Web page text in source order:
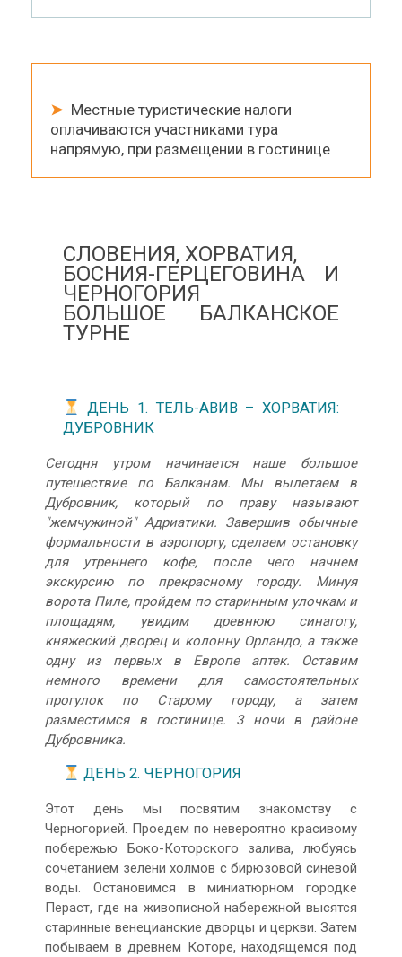
➤Местные туристические налоги
оплачиваются участниками тура
напрямую, при размещении в гостинице
СЛОВЕНИЯ, ХОРВАТИЯ,
БОСНИЯ-ГЕРЦЕГОВИНА И
ЧЕРНОГОРИЯ
БОЛЬШОЕ БАЛКАНСКОЕ
ТУРНЕ
ДЕНЬ 1. ТЕЛЬ-АВИВ – ХОРВАТИЯ:
ДУБРОВНИК
Сегодня утром начинается наше большое
путешествие по Балканам. Мы вылетаем в
Дубровник, который по праву называют
"жемчужиной" Адриатики. Завершив обычные
формальности в аэропорту, сделаем остановку
для утреннего кофе, после чего начнем
экскурсию по прекрасному городу. Минуя
ворота Пиле, пройдем по старинным улочкам и
площадям, увидим древнюю синагогу,
княжеский дворец и колонну Орландо, а также
одну из первых в Европе аптек. Оставим
немного времени для самостоятельных
прогулок по Старому городу, а затем
разместимся в гостинице. 3 ночи в районе
Дубровника.
ДЕНЬ 2. ЧЕРНОГОРИЯ
Этот день мы посвятим знакомству с
Черногорией. Проедем по невероятно красивому
побережью Боко-Которского залива, любуясь
сочетанием зелени холмов с бирюзовой синевой
воды. Остановимся в миниатюрном городке
Пераст, где на живописной набережной высятся
старинные венецианские дворцы и церкви. Затем
побываем в древнем Которе, находящемся под